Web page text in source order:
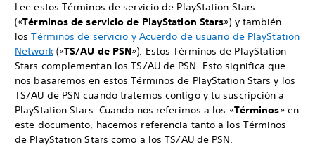
Lee estos Términos de servicio de PlayStation Stars
(«Términos de servicio de PlayStation Stars») y también
losTérminos de servicio y Acuerdo de usuario de PlayStation
Network(«TS/AU de PSN»). Estos Términos de PlayStation
Stars complementan los TS/AU de PSN. Esto significa que
nos basaremos en estos Términos de PlayStation Stars y los
TS/AU de PSN cuando tratemos contigo y tu suscripción a
PlayStation Stars. Cuando nos referimos a los «Términos» en
este documento, hacemos referencia tanto a los Términos
de PlayStation Stars como a los TS/AU de PSN.